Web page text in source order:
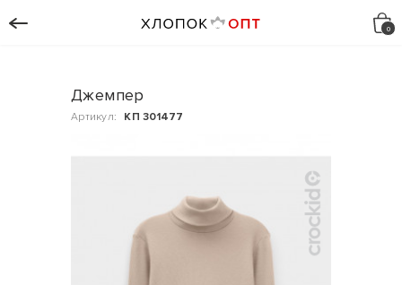
Джемпер
Артикул: КП 301477